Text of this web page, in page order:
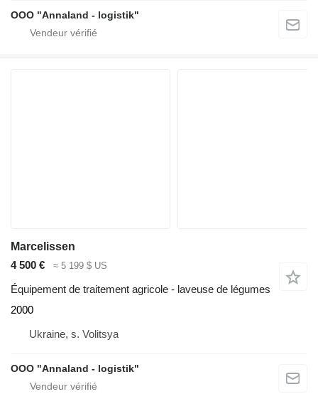
OOO "Annaland - logistik"
Marcelissen
4 500 €
≈ 5 199 $ US
Équipement de traitement agricole - laveuse de légumes
2000
Ukraine, s. Volitsya
OOO "Annaland - logistik"